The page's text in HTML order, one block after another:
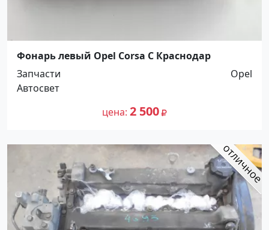
Фонарь левый Opel Corsa C Краснодар
Запчасти
Opel
Автосвет
цена 2 500